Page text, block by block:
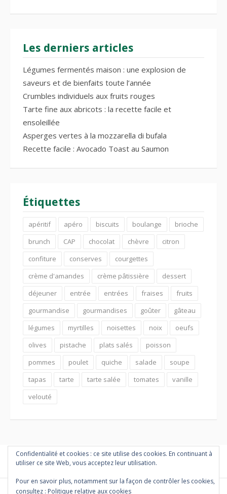
Les derniers articles
Légumes fermentés maison : une explosion de
saveurs et de bienfaits toute l’année
Crumbles individuels aux fruits rouges
Tarte fine aux abricots : la recette facile et
ensoleillée
Asperges vertes à la mozzarella di bufala
Recette facile : Avocado Toast au Saumon
Étiquettes
apéritif apéro biscuits boulange
brioche
brunch
CAP chocolat chèvre
citron
confiture
conserves
courgettes
crème d'amandes
crème pâtissière
dessert
déjeuner
entrée entrées fraises
fruits
gourmandise
gourmandises goûter
gâteau
légumes
myrtilles noisettes noix
oeufs
olives
pistache plats salés
poisson
pommes
poulet quiche salade
soupe
tapas
tarte tarte salée tomates
vanille
velouté
Confidentialité et cookies : ce site utilise des cookies. En continuant à
utiliser ce site Web, vous acceptez leur utilisation.
Pour en savoir plus, notamment sur la façon de contrôler les cookies,
consultez : Politique relative aux cookies